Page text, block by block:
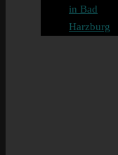
in Bad
Harzburg